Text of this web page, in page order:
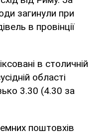
загинули при
в провінції
в столичній
області
3.30 (4.30 за
поштовхів